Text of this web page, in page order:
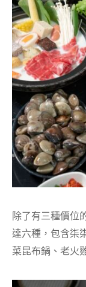
除了有三種價位
達六種，包含柒
菜昆布鍋、老火